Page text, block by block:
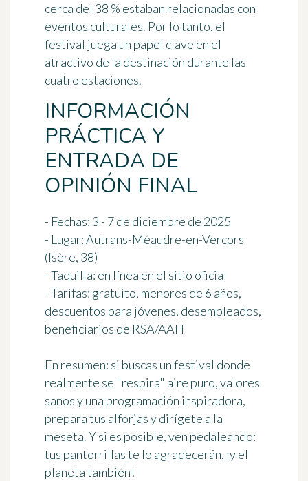
cerca del 38 % estaban relacionadas con
eventos culturales. Por lo tanto, el
festival juega un papel clave en el
atractivo de la destinación durante las
cuatro estaciones.
INFORMACIÓN
PRÁCTICA Y
ENTRADA DE
OPINIÓN FINAL
- Fechas: 3 - 7 de diciembre de 2025
- Lugar: Autrans-Méaudre-en-Vercors
(Isère, 38)
- Taquilla: en línea en el sitio oficial
- Tarifas: gratuito, menores de 6 años,
descuentos para jóvenes, desempleados,
beneficiarios de RSA/AAH
En resumen: si buscas un festival donde
realmente se "respira" aire puro, valores
sanos y una programación inspiradora,
prepara tus alforjas y dirígete a la
meseta. Y si es posible, ven pedaleando:
tus pantorrillas te lo agradecerán, ¡y el
planeta también!